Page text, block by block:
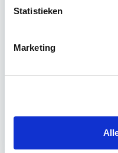
Statistieken
MarketingEerstvolgende